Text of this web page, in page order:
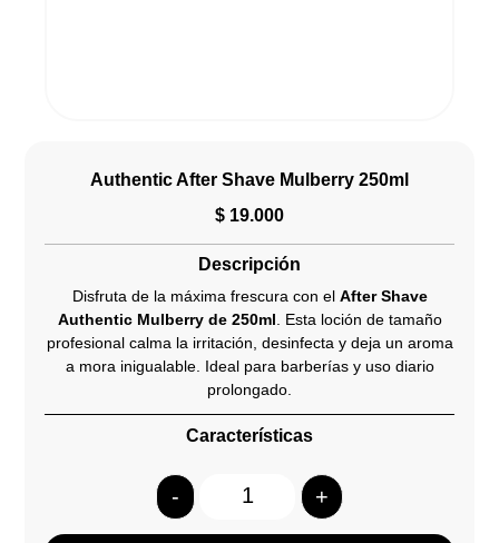
Authentic After Shave Mulberry 250ml
$ 19.000
Descripción
Disfruta de la máxima frescura con el After Shave
Authentic Mulberry de 250ml . Esta loción de tamaño
profesional calma la irritación, desinfecta y deja un aroma
a mora inigualable. Ideal para barberías y uso diario
prolongado.
Características
Quantity
- +